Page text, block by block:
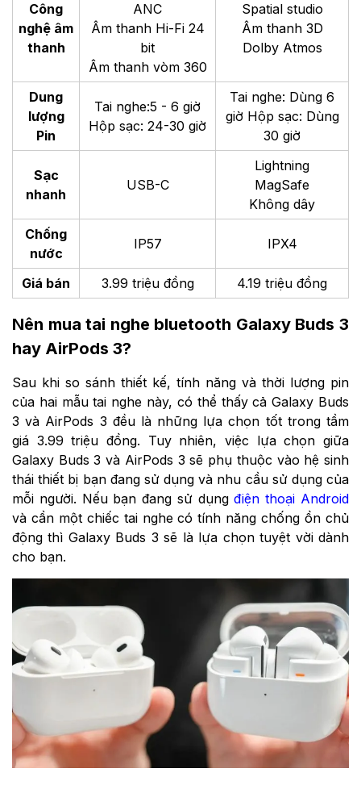
Công
nghệ âm
thanh
ANC
Âm thanh Hi-Fi 24
bit
Âm thanh vòm 360
Spatial studio
Âm thanh 3D
Dolby Atmos
Dung
lượng
Pin
Tai nghe:5 - 6 giờ
Hộp sạc: 24-30 giờ
Tai nghe: Dùng 6
giờHộp sạc: Dùng
30 giờ
Sạc
nhanh
USB-C
Lightning
MagSafe
Không dây
Chống
nước
IP57 IPX4
Giá bán 3.99 triệu đồng 4.19 triệu đồng
Nên mua tai nghe bluetooth Galaxy Buds 3
hay AirPods 3?
Sau khi so sánh thiết kế, tính năng và thời lượng pin
của hai mẫu tai nghe này, có thể thấy cả Galaxy Buds
3 và AirPods 3 đều là những lựa chọn tốt trong tầm
giá 3.99 triệu đồng. Tuy nhiên, việc lựa chọn giữa
Galaxy Buds 3 và AirPods 3 sẽ phụ thuộc vào hệ sinh
thái thiết bị bạn đang sử dụng và nhu cầu sử dụng của
mỗi người. Nếu bạn đang sử dụngđiện thoại Android
và cần một chiếc tai nghe có tính năng chống ồn chủ
động thì Galaxy Buds 3 sẽ là lựa chọn tuyệt vời dành
cho bạn.